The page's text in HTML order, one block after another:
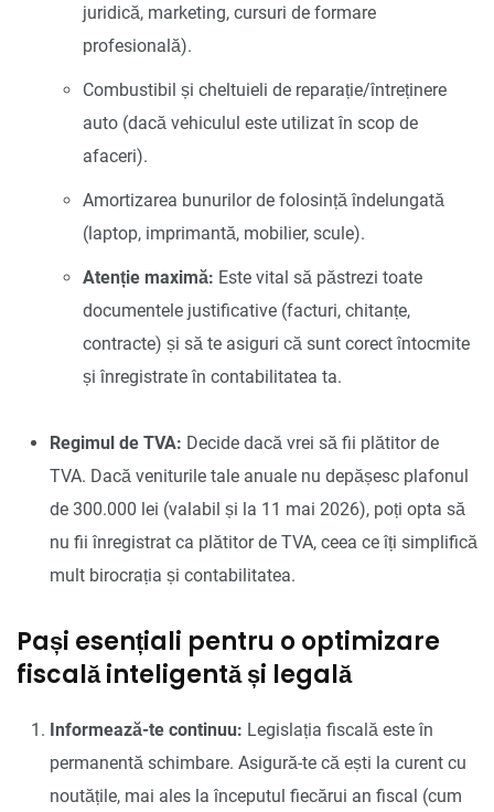
juridică, marketing, cursuri de formare
profesională).
Combustibil și cheltuieli de reparație/întreținere
auto (dacă vehiculul este utilizat în scop de
afaceri).
Amortizarea bunurilor de folosință îndelungată
(laptop, imprimantă, mobilier, scule).
Atenție maximă: Este vital să păstrezi toate
documentele justificative (facturi, chitanțe,
contracte) și să te asiguri că sunt corect întocmite
și înregistrate în contabilitatea ta.
Regimul de TVA: Decide dacă vrei să fii plătitor de
TVA. Dacă veniturile tale anuale nu depășesc plafonul
de 300.000 lei (valabil și la 11 mai 2026), poți opta să
nu fii înregistrat ca plătitor de TVA, ceea ce îți simplifică
mult birocrația și contabilitatea.
Pași esențiali pentru o optimizare
fiscală inteligentă și legală
Informează-te continuu: Legislația fiscală este în
permanentă schimbare. Asigură-te că ești la curent cu
noutățile, mai ales la începutul fiecărui an fiscal (cum